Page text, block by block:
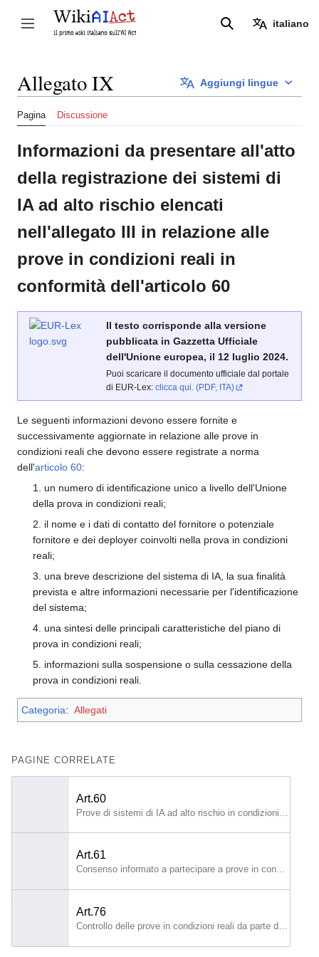
contenuto
Attiva/disattiva la barra laterale Ricerca italiano
Aggiungi lingue
Allegato IX
Pagina Discussione
Informazioni da presentare all'atto
della registrazione dei sistemi di
IA ad alto rischio elencati
nell'allegato III in relazione alle
prove in condizioni reali in
conformità dell'articolo 60
Il testo corrisponde alla versione
pubblicata in Gazzetta Ufficiale
dell'Unione europea, il 12 luglio 2024.
Puoi scaricare il documento ufficiale dal portale
di EUR-Lex: clicca qui. (PDF, ITA)
Le seguenti informazioni devono essere fornite e
successivamente aggiornate in relazione alle prove in
condizioni reali che devono essere registrate a norma
dell'articolo 60:
1. un numero di identificazione unico a livello dell'Unione
della prova in condizioni reali;
2. il nome e i dati di contatto del fornitore o potenziale
fornitore e dei deployer coinvolti nella prova in condizioni
reali;
3. una breve descrizione del sistema di IA, la sua finalità
prevista e altre informazioni necessarie per l'identificazione
del sistema;
4. una sintesi delle principali caratteristiche del piano di
prova in condizioni reali;
5. informazioni sulla sospensione o sulla cessazione della
prova in condizioni reali.
Categoria: Allegati
PAGINE CORRELATE
Art.60
Art.61
Art.76